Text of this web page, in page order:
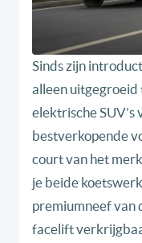
Sinds zijn
alleen uitgegroeid
elektrische SUV’s
bestverkopende
court van het
je beide
premiumneef van
facelift